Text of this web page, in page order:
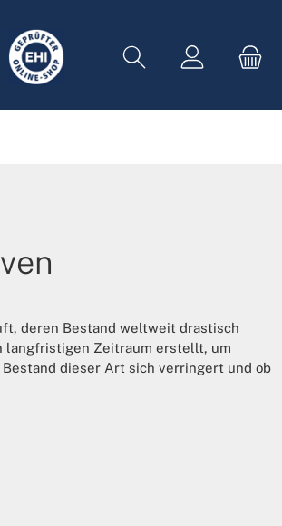
deren Bestand weltweit drastisch
langfristigen Zeitraum erstellt, um
dieser Art sich verringert und ob